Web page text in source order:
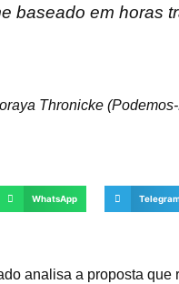
baseado em horas
Thronicke
WhatsApp
analisa a proposta